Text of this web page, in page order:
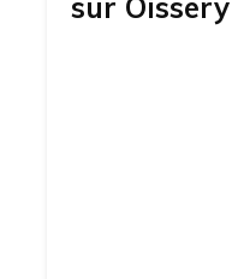
sur Oissery